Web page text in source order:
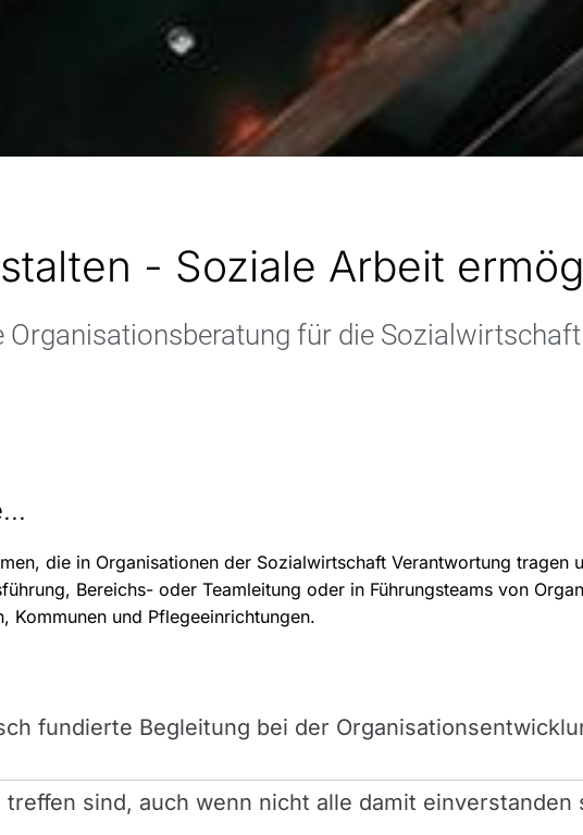
- Soziale Arbeit
Organisationsberatung für die Sozialwirtschaft
die in Organisationen der Sozialwirtschaft Verantwortung tragen
Bereichs- oder Teamleitung oder in Führungsteams von
Kommunen und Pflegeeinrichtungen.
fundierte Begleitung bei der
sind, auch wenn nicht alle damit einverstanden